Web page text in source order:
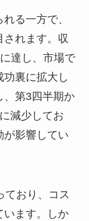
る一方で、
れます。収
達し、市場で
裏に拡大し
、第3四半期か
減少してお
が影響してい
ており、コス
います。しか